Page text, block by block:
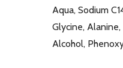
Aqua, Sodium
Glycine,
Alcohol,